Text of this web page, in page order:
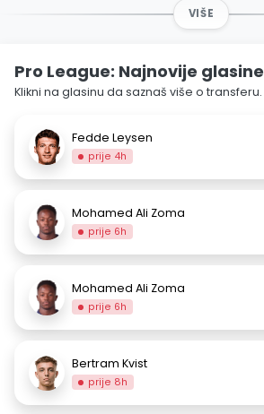
VIŠE
Pro League: Najnovije glasine
Klikni na glasinu da saznaš više o transferu.
Fedde Leysen
prije 4h
Mohamed Ali Zoma
prije 6h
Mohamed Ali Zoma
prije 6h
Bertram Kvist
prije 8h